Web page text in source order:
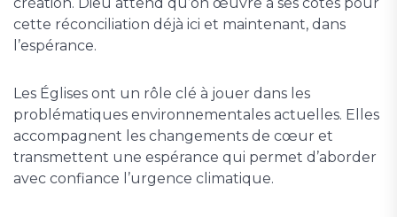
cette réconciliation déjà ici et maintenant, dans
l’espérance.
Les Églises ont un rôle clé à jouer dans les
problématiques environnementales actuelles. Elles
accompagnent les changements de cœur et
transmettent une espérance qui permet d’aborder
avec confiance l’urgence climatique.